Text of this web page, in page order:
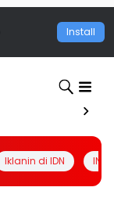
Install
Iklanin di IDN